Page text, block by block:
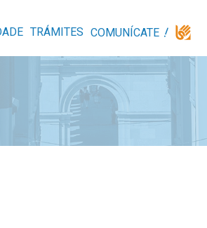
TRÁMITES COMUNÍCATE